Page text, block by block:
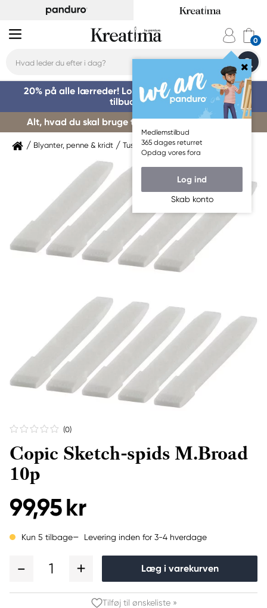
Medlemstilbud
365 dages returret
Opdag vores fora
Log ind
Skab konto
20% på alle lærreder! Log på for at benytte dig af
tilbuddet »
Alt, hvad du skal bruge til kursusstart – køb her »
Blyanter, penne & kridt Tuschpenne & markers
(0)
Copic Sketch-spids M.Broad
10p
99,95 kr
Kun 5 tilbage Levering inden for 3-4 hverdage
1 Læg i varekurven
Tilføj til ønskeliste »